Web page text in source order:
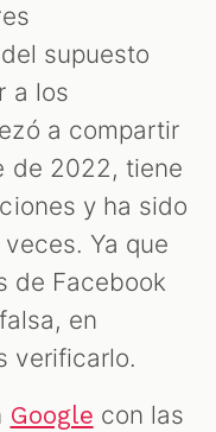
supuesto
a los
a compartir
de 2022, tiene
y ha sido
Ya que
de Facebook
en
verificarlo.
Google con las